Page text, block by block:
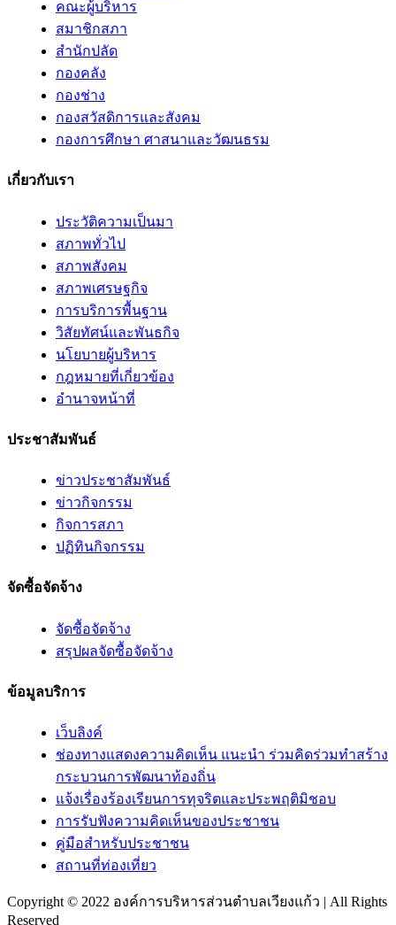
คณะผู้บริหาร
สมาชิกสภา
สำนักปลัด
กองคลัง
กองช่าง
กองสวัสดิการและสังคม
กองการศึกษา ศาสนาและวัฒนธรม
เกี่ยวกับเรา
ประวัติความเป็นมา
สภาพทั่วไป
สภาพสังคม
สภาพเศรษฐกิจ
การบริการพื้นฐาน
วิสัยทัศน์และพันธกิจ
นโยบายผู้บริหาร
กฎหมายที่เกี่ยวข้อง
อํานาจหน้าที่
ประชาสัมพันธ์
ข่าวประชาสัมพันธ์
ข่าวกิจกรรม
กิจการสภา
ปฏิทินกิจกรรม
จัดซื้อจัดจ้าง
จัดซื้อจัดจ้าง
สรุปผลจัดซื้อจัดจ้าง
ข้อมูลบริการ
เว็บลิงค์
ช่องทางแสดงความคิดเห็น แนะนำ ร่วมคิดร่วมทำสร้าง
กระบวนการพัฒนาท้องถิ่น
แจ้งเรื่องร้องเรียนการทุจริตและประพฤติมิชอบ
การรับฟังความคิดเห็นของประชาชน
คู่มือสำหรับประชาชน
สถานที่ท่องเที่ยว
Copyright © 2022 องค์การบริหารส่วนตำบลเวียงแก้ว | All Rights
Reserved